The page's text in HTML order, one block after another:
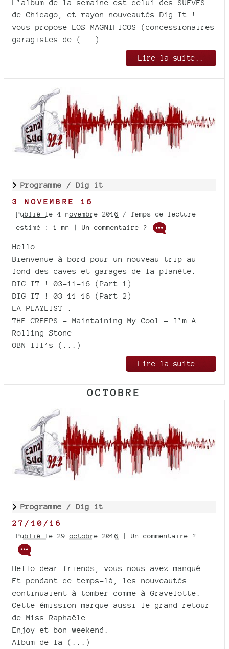
L’album de la semaine est celui des SUEVES
de Chicago, et rayon nouveautés Dig It !
vous propose LOS MAGNIFICOS (concessionaires
garagistes de (...)
Lire la suite..
Programme / Dig it
3 NOVEMBRE 16
Publié le 4 novembre 2016 / Temps de lecture
estimé : 1 mn | Un commentaire ?
Hello
Bienvenue à bord pour un nouveau trip au
fond des caves et garages de la planète.
DIG IT ! 03-11-16 (Part 1)
DIG IT ! 03-11-16 (Part 2)
LA PLAYLIST :
THE CREEPS - Maintaining My Cool - I’m A
Rolling Stone
OBN III’s (...)
Lire la suite..
OCTOBRE
Programme / Dig it
27/10/16
Publié le 29 octobre 2016 | Un commentaire ?
Hello dear friends, vous nous avez manqué.
Et pendant ce temps-là, les nouveautés
continuaient à tomber comme à Gravelotte.
Cette émission marque aussi le grand retour
de Miss Raphaële.
Enjoy et bon weekend.
Album de la (...)